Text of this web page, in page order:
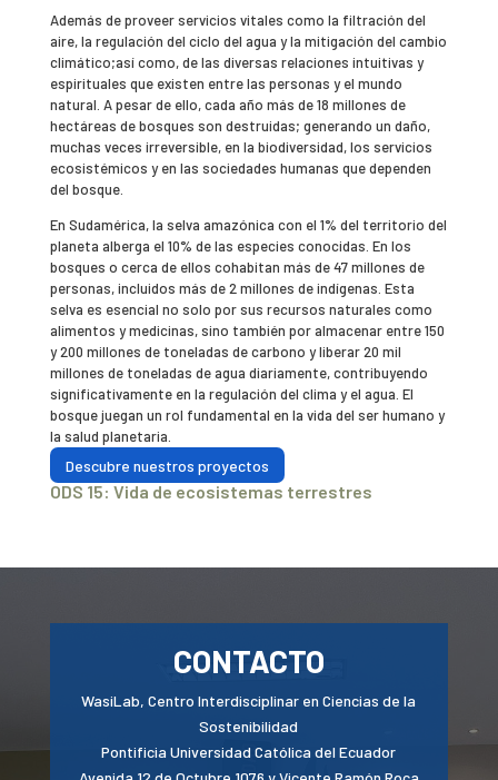
Además de proveer servicios vitales como la filtración del
aire, la regulación del ciclo del agua y la mitigación del cambio
climático;así como, de las diversas relaciones intuitivas y
espirituales que existen entre las personas y el mundo
natural. A pesar de ello, cada año más de 18 millones de
hectáreas de bosques son destruidas; generando un daño,
muchas veces irreversible, en la biodiversidad, los servicios
ecosistémicos y en las sociedades humanas que dependen
del bosque.
En Sudamérica, la selva amazónica con el 1% del territorio del
planeta alberga el 10% de las especies conocidas. En los
bosques o cerca de ellos cohabitan más de 47 millones de
personas, incluidos más de 2 millones de indígenas. Esta
selva es esencial no solo por sus recursos naturales como
alimentos y medicinas, sino también por almacenar entre 150
y 200 millones de toneladas de carbono y liberar 20 mil
millones de toneladas de agua diariamente, contribuyendo
significativamente en la regulación del clima y el agua. El
bosque juegan un rol fundamental en la vida del ser humano y
la salud planetaria.
Descubre nuestros proyectos
ODS 15: Vida de ecosistemas terrestres
CONTACTO
WasiLab, Centro Interdisciplinar en Ciencias de la
Sostenibilidad
Pontificia Universidad Católica del Ecuador